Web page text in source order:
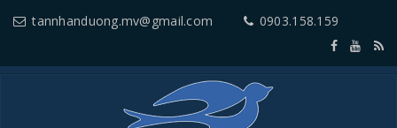
tannhanduong.mv@gmail.com 0903.158.159